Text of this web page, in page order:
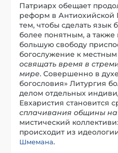
Патриарх обещает
реформ в Антиохийской
тем, чтобы сделать язык
более понятным, а также
большую свободу
богослужение к
освящать время в
мире. Совершенно в
богословия» Литургия
делом отдельных
Евхаристия становится
сплачивания общины на
мистический
происходит из
Шмемана.